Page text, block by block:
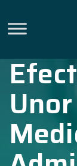
Unor